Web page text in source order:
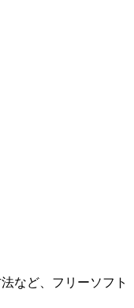
など、フリーソフト